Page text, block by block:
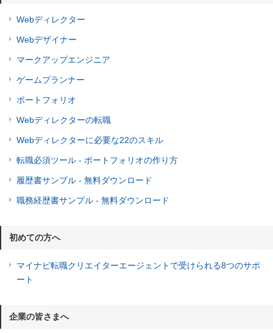
Webディレクター
Webデザイナー
マークアップエンジニア
ゲームプランナー
ポートフォリオ
Webディレクターの転職
Webディレクターに必要な22のスキル
転職必須ツール - ポートフォリオの作り方
履歴書サンプル - 無料ダウンロード
職務経歴書サンプル - 無料ダウンロード
初めての方へ
マイナビ転職クリエイターエージェントで受けられる8つのサポ
ート
企業の皆さまへ